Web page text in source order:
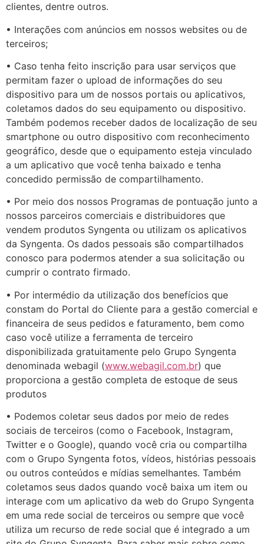
clientes, dentre outros.
• Interações com anúncios em nossos websites ou de
terceiros;
• Caso tenha feito inscrição para usar serviços que
permitam fazer o upload de informações do seu
dispositivo para um de nossos portais ou aplicativos,
coletamos dados do seu equipamento ou dispositivo.
Também podemos receber dados de localização de seu
smartphone ou outro dispositivo com reconhecimento
geográfico, desde que o equipamento esteja vinculado
a um aplicativo que você tenha baixado e tenha
concedido permissão de compartilhamento.
• Por meio dos nossos Programas de pontuação junto a
nossos parceiros comerciais e distribuidores que
vendem produtos Syngenta ou utilizam os aplicativos
da Syngenta. Os dados pessoais são compartilhados
conosco para podermos atender a sua solicitação ou
cumprir o contrato firmado.
• Por intermédio da utilização dos benefícios que
constam do Portal do Cliente para a gestão comercial e
financeira de seus pedidos e faturamento, bem como
caso você utilize a ferramenta de terceiro
disponibilizada gratuitamente pelo Grupo Syngenta
denominada webagil (www.webagil.com.br) que
proporciona a gestão completa de estoque de seus
produtos
• Podemos coletar seus dados por meio de redes
sociais de terceiros (como o Facebook, Instagram,
Twitter e o Google), quando você cria ou compartilha
com o Grupo Syngenta fotos, vídeos, histórias pessoais
ou outros conteúdos e mídias semelhantes. Também
coletamos seus dados quando você baixa um item ou
interage com um aplicativo da web do Grupo Syngenta
em uma rede social de terceiros ou sempre que você
utiliza um recurso de rede social que é integrado a um